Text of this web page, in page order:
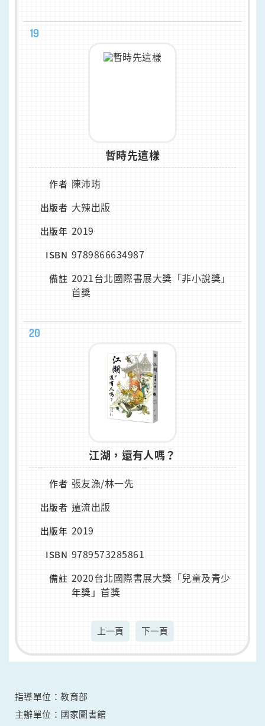
19
暫時先這樣
作者 陳沛珛
出版者 大辣出版
出版年 2019
ISBN 9789866634987
備註 2021台北國際書展大獎「非小說獎」
首獎
20
江湖，還有人嗎？
作者 張友漁/林一先
出版者 遠流出版
出版年 2019
ISBN 9789573285861
備註 2020台北國際書展大獎「兒童及青少
年獎」首獎
上一頁 下一頁
指導單位：教育部
主辦單位：國家圖書館